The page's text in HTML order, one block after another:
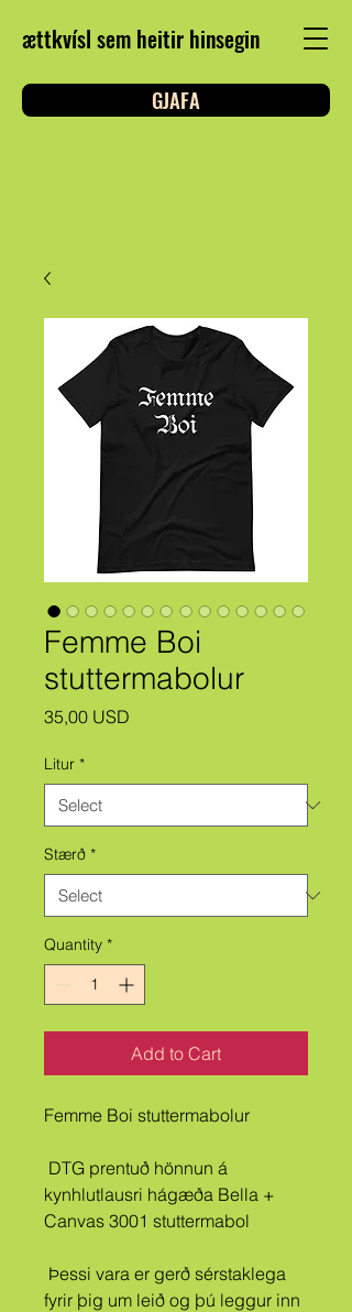
ættkvísl sem heitir hinsegin
GJAFA
Femme Boi
stuttermabolur
35,00 USD
Litur *
Stærð *
Quantity *
Add to Cart
Femme Boi stuttermabolur
kynhlutlausri hágæða Bella +
Canvas 3001 stuttermabol
fyrir þig um leið og þú leggur inn